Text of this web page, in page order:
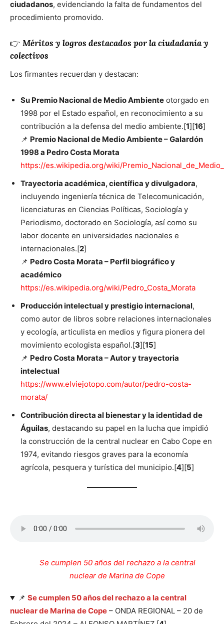
ciudadanos, evidenciando la falta de fundamentos del
procedimiento promovido.
👉 Méritos y logros destacados por la ciudadanía y
colectivos
Los firmantes recuerdan y destacan:
Su Premio Nacional de Medio Ambiente otorgado en
1998 por el Estado español, en reconocimiento a su
contribución a la defensa del medio ambiente.[1][16]
📌 Premio Nacional de Medio Ambiente – Galardón
1998 a Pedro Costa Morata
https://es.wikipedia.org/wiki/
Trayectoria académica, científica y divulgadora,
incluyendo ingeniería técnica de Telecomunicación,
licenciaturas en Ciencias Políticas, Sociología y
Periodismo, doctorado en Sociología, así como su
labor docente en universidades nacionales e
internacionales.[2]
📌 Pedro Costa Morata – Perfil biográfico y
académico
https://es.wikipedia.org/wiki/Pedro_Costa_Morata
Producción intelectual y prestigio internacional,
como autor de libros sobre relaciones internacionales
y ecología, articulista en medios y figura pionera del
movimiento ecologista español.[3][15]
📌 Pedro Costa Morata – Autor y trayectoria
intelectual
https://www.elviejotopo.com/autor/pedro-costa-
morata/
Contribución directa al bienestar y la identidad de
Águilas, destacando su papel en la lucha que impidió
la construcción de la central nuclear en Cabo Cope en
1974, evitando riesgos graves para la economía
agrícola, pesquera y turística del municipio.[4][5]
Se cumplen 50 años del rechazo a la central
nuclear de Marina de Cope
📌 Se cumplen 50 años del rechazo a la central
nuclear de Marina de Cope – ONDA REGIONAL – 20 de